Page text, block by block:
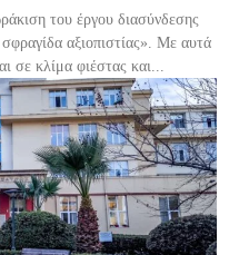
του έργου διασύνδεσης
αξιοπιστίας». Με αυτά
σε κλίμα φιέστας και...